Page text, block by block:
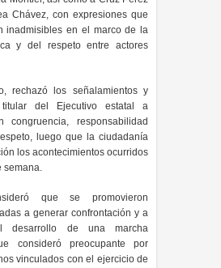
Chávez, con expresiones que
inadmisibles en el marco de la
y del respeto entre actores
rechazó los señalamientos y
del Ejecutivo estatal a
congruencia, responsabilidad
luego que la ciudadanía
los acontecimientos ocurridos
semana.
que se promovieron
a generar confrontación y a
desarrollo de una marcha
consideró preocupante por
vinculados con el ejercicio de